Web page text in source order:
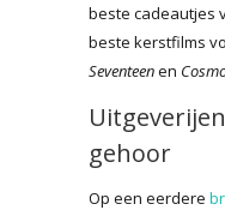
beste cadeautjes
beste kerstfilms
Seventeenen
gehoor
Op een eerdere